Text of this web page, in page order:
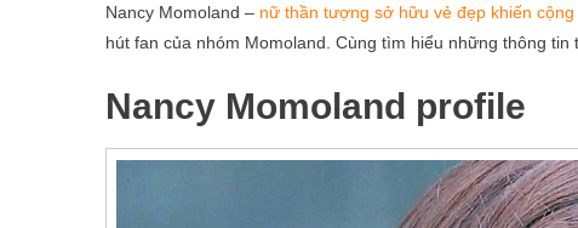
Nancy Momoland – nữ thần tượng sở hữu vẻ đẹp khiến
hút fan của nhóm Momoland. Cùng tìm hiểu những thông tin
Nancy Momoland profile